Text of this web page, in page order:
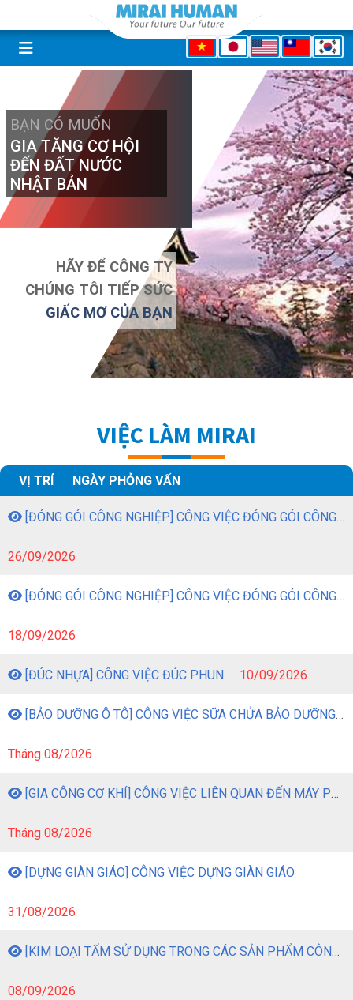
CÔNG TY TNHH NHÂN
LỰC
MIRAI
HỌC VIÊN
ĐĂNG KÝ TẠI
100% CÔNG TY ĐÃ
CÓ VIỆC LÀM
TẠI NHẬT BẢN
VIỆC LÀM MIRAI
VỊ TRÍ NGÀY PHỎNG VẤN
[ĐÓNG GÓI CÔNG NGHIỆP] CÔNG VIỆC ĐÓNG GÓI CÔNG NGHIỆP
26/09/2026
[ĐÓNG GÓI CÔNG NGHIỆP] CÔNG VIỆC ĐÓNG GÓI CÔNG NGHIỆP
18/09/2026
[ĐÚC NHỰA] CÔNG VIỆC ĐÚC PHUN 10/09/2026
[BẢO DƯỠNG Ô TÔ] CÔNG VIỆC SỮA CHỬA BẢO DƯỠNG Ô TÔ
Tháng 08/2026
[GIA CÔNG CƠ KHÍ] CÔNG VIỆC LIÊN QUAN ĐẾN MÁY PHAY
Tháng 08/2026
[DỰNG GIÀN GIÁO] CÔNG VIỆC DỰNG GIÀN GIÁO
31/08/2026
[KIM LOẠI TẤM SỬ DỤNG TRONG CÁC SẢN PHẨM CÔNG NGHIỆP] CÔNG VIỆC GIA CÔNG KIM LOẠI TẤM BẰNG MÁY MÓC
08/09/2026